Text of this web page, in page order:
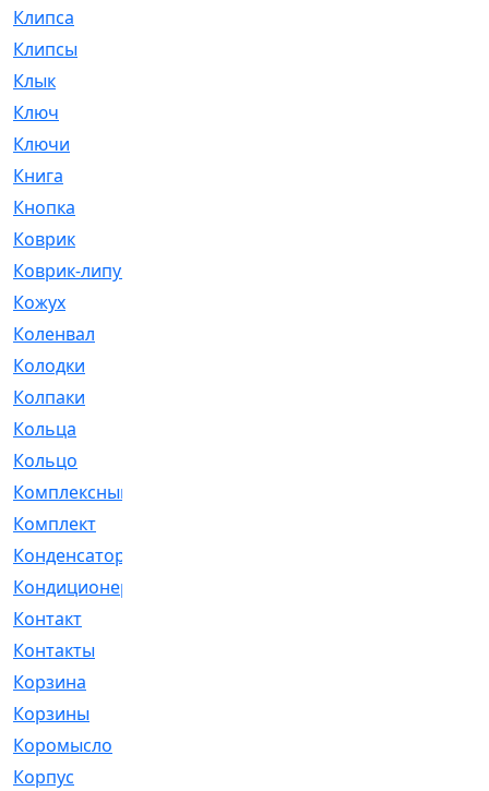
Клипса
Клипсы
Клык
Ключ
Ключи
Книга
Кнопка
Коврик
Коврик-липучка
Кожух
Коленвал
Колодки
Колпаки
Кольца
Кольцо
Комплексный
Комплект
Конденсатор
Кондиционер
Контакт
Контакты
Корзина
Корзины
Коромысло
Корпус